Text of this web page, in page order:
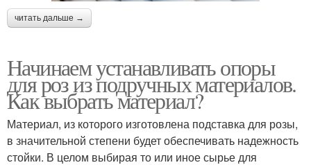
читать дальше →
Начинаем устанавливать опоры
для роз из подручных материалов.
Как выбрать материал?
Материал, из которого изготовлена подставка для розы,
в значительной степени будет обеспечивать надежность
стойки. В целом выбирая то или иное сырье для